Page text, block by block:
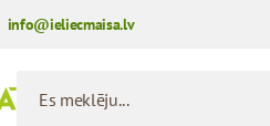
info@ieliecmaisa.lv